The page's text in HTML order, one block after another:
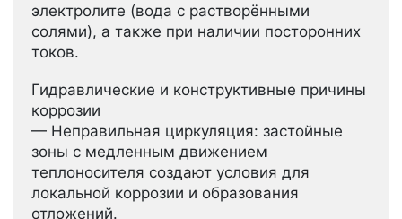
электролите (вода с растворёнными
солями), а также при наличии посторонних
токов.
Гидравлические и конструктивные причины
коррозии
— Неправильная циркуляция: застойные
зоны с медленным движением
теплоносителя создают условия для
локальной коррозии и образования
отложений.